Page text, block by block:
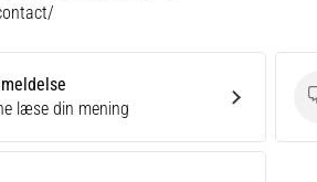
læse din mening